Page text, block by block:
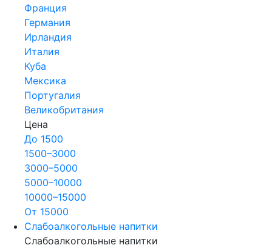
Франция
Германия
Ирландия
Италия
Куба
Мексика
Португалия
Великобритания
Цена
До 1500
1500–3000
3000–5000
5000–10000
10000–15000
От 15000
Слабоалкогольные напитки
Слабоалкогольные напитки